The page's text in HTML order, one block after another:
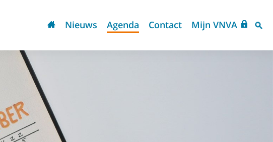
Nieuws Agenda Contact Mijn VNVA